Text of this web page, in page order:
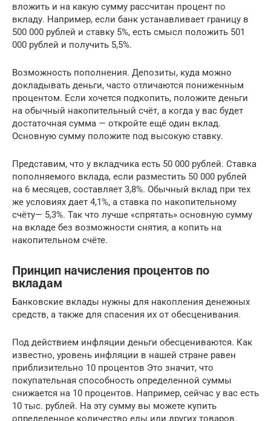
вложить и на какую сумму рассчитан процент по
вкладу. Например, если банк устанавливает границу в
500 000 рублей и ставку 5%, есть смысл положить 501
000 рублей и получить 5,5%.
Возможность пополнения. Депозиты, куда можно
докладывать деньги, часто отличаются пониженным
процентом. Если хочется подкопить, положите деньги
на обычный накопительный счёт, а когда у вас будет
достаточная сумма — откройте ещё один вклад.
Основную сумму положите под высокую ставку.
Представим, что у вкладчика есть 50 000 рублей. Ставка
пополняемого вклада, если разместить 50 000 рублей
на 6 месяцев, составляет 3,8%. Обычный вклад при тех
же условиях дает 4,1%, а ставка по накопительному
счёту— 5,3%. Так что лучше «спрятать» основную сумму
на вкладе без возможности снятия, а копить на
накопительном счёте.
Принцип начисления процентов по
вкладам
Банковские вклады нужны для накопления денежных
средств, а также для спасения их от обесценивания.
Под действием инфляции деньги обесцениваются. Как
известно, уровень инфляции в нашей стране равен
приблизительно 10 процентов Это значит, что
покупательная способность определенной суммы
снижается на 10 процентов. Например, сейчас у вас есть
10 тыс. рублей. На эту сумму вы можете купить
определенное количество еды или других товаров.